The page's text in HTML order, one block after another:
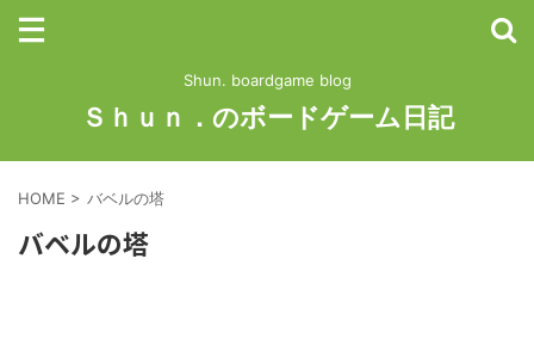
Shun. boardgame blog
Ｓｈｕｎ．のボードゲーム日記
HOME > バベルの塔
バベルの塔